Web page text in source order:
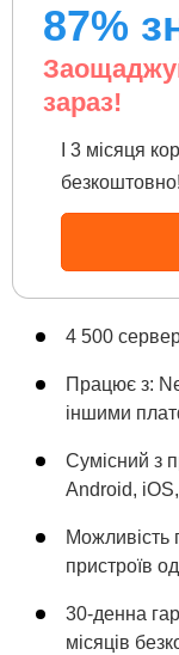
87%
зараз!
І 3 місяця
безкоштовно!
4 500
Працює з:
іншими
Сумісний з
Android,
Можливість
пристроїв
30-денна
місяців